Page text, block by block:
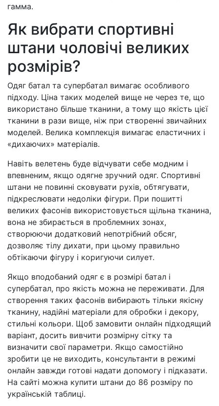
гамма.
Як вибрати спортивні
штани чоловічі великих
розмірів?
Одяг батал та супербатал вимагає особливого
підходу. Ціна таких моделей вище не через те, що
використано більше тканини, а тому що якість цієї
тканини в рази вище, ніж при створенні звичайних
моделей. Велика комплекція вимагає еластичних і
«дихаючих» матеріалів.
Навіть велетень буде відчувати себе модним і
впевненим, якщо одягне зручний одяг. Спортивні
штани не повинні сковувати рухів, обтягувати,
підкреслювати недоліки фігури. При пошитті
великих фасонів використовується щільна тканина,
вона не збирається в проблемних зонах,
створюючи додатковий непотрібний обсяг,
дозволяє тілу дихати, при цьому правильно
обтікаючи фігуру і коригуючи силует.
Якщо вподобаний одяг є в розмірі батал і
супербатал, про якість можна не переживати. Для
створення таких фасонів вибирають тільки якісну
тканину, надійні матеріали для обробки і декору,
стильні кольори. Щоб замовити онлайн підходящий
варіант, досить вивчити розмірну сітку та
визначити свої параметри. Якщо самостійно
зробити це не виходить, консультанти в режимі
онлайн завжди готові надати допомогу і підказати.
На сайті можна купити штани до 86 розміру по
українській таблиці.